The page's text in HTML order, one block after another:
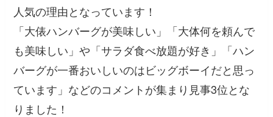
人気の理由となっています！
「大俵ハンバーグが美味しい」「大体何を頼んで
も美味しい」や 「サラダ食べ放題が好き」「ハン
バーグが一番おいしいのはビッグボーイだと思っ
ています」 などのコメントが集まり見事3位とな
りました！